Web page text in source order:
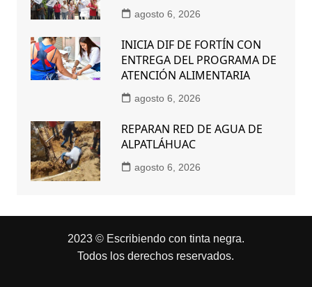
agosto 6, 2026
INICIA DIF DE FORTÍN CON
ENTREGA DEL PROGRAMA DE
ATENCIÓN ALIMENTARIA
agosto 6, 2026
REPARAN RED DE AGUA DE
ALPATLÁHUAC
agosto 6, 2026
2023 © Escribiendo con tinta negra.
Todos los derechos reservados.